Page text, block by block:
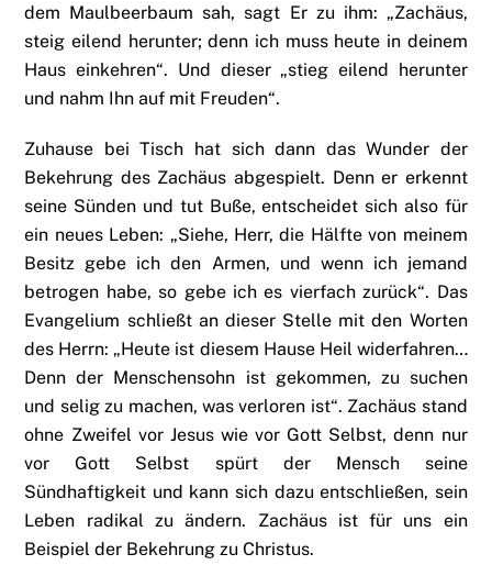
dem Maulbeerbaum sah, sagt Er zu ihm: „Zachäus,
steig eilend herunter; denn ich muss heute in deinem
Haus einkehren“. Und dieser „stieg eilend herunter
und nahm Ihn auf mit Freuden“.
Zuhause bei Tisch hat sich dann das Wunder der
Bekehrung des Zachäus abgespielt. Denn er erkennt
seine Sünden und tut Buße, entscheidet sich also für
ein neues Leben: „Siehe, Herr, die Hälfte von meinem
Besitz gebe ich den Armen, und wenn ich jemand
betrogen habe, so gebe ich es vierfach zurück“. Das
Evangelium schließt an dieser Stelle mit den Worten
des Herrn: „Heute ist diesem Hause Heil widerfahren…
Denn der Menschensohn ist gekommen, zu suchen
und selig zu machen, was verloren ist“. Zachäus stand
ohne Zweifel vor Jesus wie vor Gott Selbst, denn nur
vor Gott Selbst spürt der Mensch seine
Sündhaftigkeit und kann sich dazu entschließen, sein
Leben radikal zu ändern. Zachäus ist für uns ein
Beispiel der Bekehrung zu Christus.